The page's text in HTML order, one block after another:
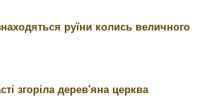
руїни колись величного
згоріла дерев'яна церква